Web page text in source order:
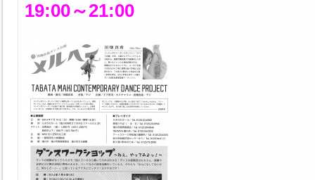
19:00～21:00